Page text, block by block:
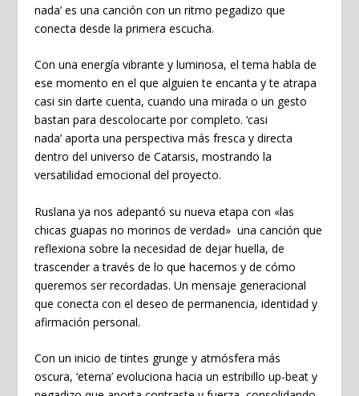
nada’ es una canción con un ritmo pegadizo que
conecta desde la primera escucha.
Con una energía vibrante y luminosa, el tema habla de
ese momento en el que alguien te encanta y te atrapa
casi sin darte cuenta, cuando una mirada o un gesto
bastan para descolocarte por completo. ‘casi
nada’aporta una perspectiva más fresca y directa
dentro del universo de Catarsis, mostrando la
versatilidad emocional del proyecto.
Ruslana ya nos adepantó su nueva etapa con «las
chicas guapas no morinos de verdad»una canción que
reflexiona sobre la necesidad de dejar huella, de
trascender a través de lo que hacemos y de cómo
queremos ser recordadas. Un mensaje generacional
que conecta con el deseo de permanencia, identidad y
afirmación personal.
Con un inicio de tintes grunge y atmósfera más
oscura, ‘eterna’evoluciona hacia un estribillo up-beat y